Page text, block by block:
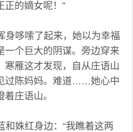
正的嫡女呢！”
哆嗦了起来，她以为幸福
一个巨大的阴谋。旁边穿来
寒雁这才发现，自从庄语山
过陈妈妈。难道……她心中
庄语山。
姝红身边：“我瞧着这两